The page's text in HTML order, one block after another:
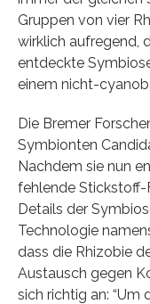
Gruppen von vier
wirklich aufregend,
entdeckte
einem nicht-
Die Bremer
Symbionten
Nachdem sie nun
fehlende Stickstoff-
Details der
Technologie
dass die Rhizobie
Austausch gegen
sich richtig an: “Um